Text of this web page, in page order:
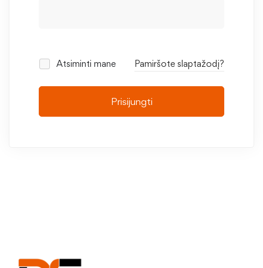
Atsiminti mane Pamiršote slaptažodį?
Prisijungti